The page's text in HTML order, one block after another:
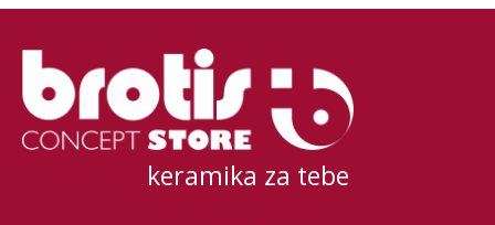
keramika za tebe